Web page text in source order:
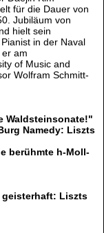
für die Dauer von
Jubiläum von
hielt sein
in der Naval
am
of Music and
Wolfram Schmitt-
Waldsteinsonate!"
Namedy: Liszts
berühmte h-Moll-
geisterhaft: Liszts